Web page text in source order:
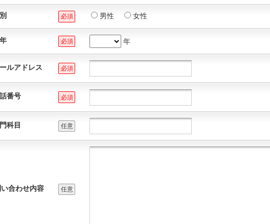
必須 男性 女性
必須 年
ルアドレス 必須
番号 必須
科目 任意
い合わせ内容 任意